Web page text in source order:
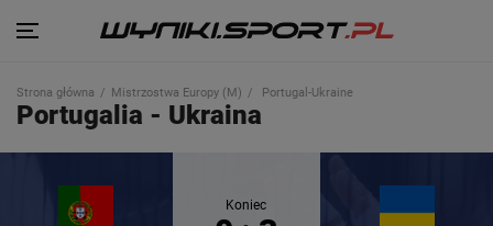
Strona główna Mistrzostwa Europy (M) Portugal-Ukraine
Portugalia - Ukraina
Koniec